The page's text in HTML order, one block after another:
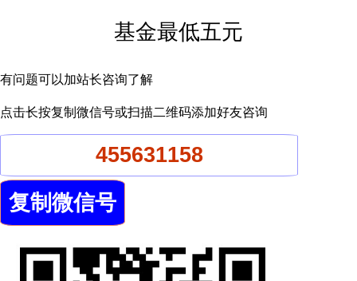
基金最低五元
有问题可以加站长咨询了解
点击长按复制微信号或扫描二维码添加好友咨询